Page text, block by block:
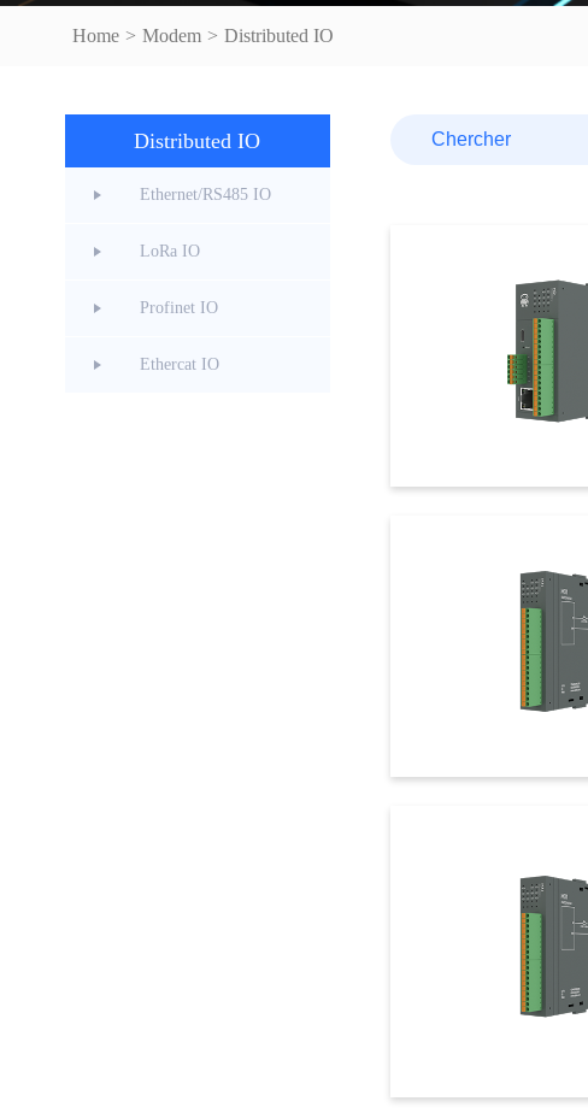
Home > Modem > Distributed IO
Distributed IO
Ethernet/RS485 IO
LoRa IO
Profinet IO
Ethercat IO